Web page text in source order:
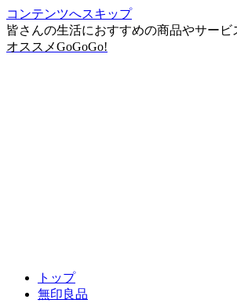
コンテンツへスキップ
皆さんの生活におすすめの商品やサービ
オススメGoGoGo!
トップ
無印良品